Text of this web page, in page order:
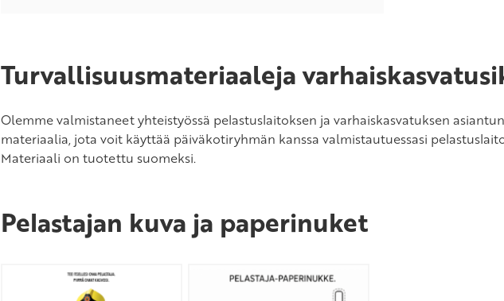
Turvallisuusmateriaaleja
Olemme valmistaneet yhteistyössä pelastuslaitoksen ja varhaiskasvatuksen
materiaalia, jota voit käyttää päiväkotiryhmän kanssa valmistautuessasi
Materiaali on tuotettu suomeksi.
Pelastajan kuva ja paperinuket